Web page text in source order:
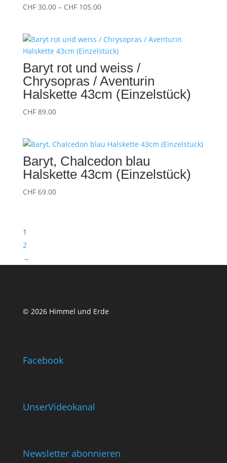
CHF30.00 – CHF105.00Preisspanne:
CHF 105.00
Baryt rot und weiss /
Chrysopras / Aventurin
Halskette 43cm (Einzelstück)
CHF89.00
Baryt, Chalcedon blau
Halskette 43cm (Einzelstück)
CHF69.00
1
2
→
© 2026 Himmel und Erde
Facebook
UnserVideokanal
Newsletter abonnieren